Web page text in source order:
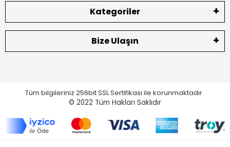
Kategoriler
Bize Ulaşın
Tüm bilgileriniz 256bit SSL Sertifikası ile korunmaktadır.
© 2022 Tüm Hakları Saklıdır